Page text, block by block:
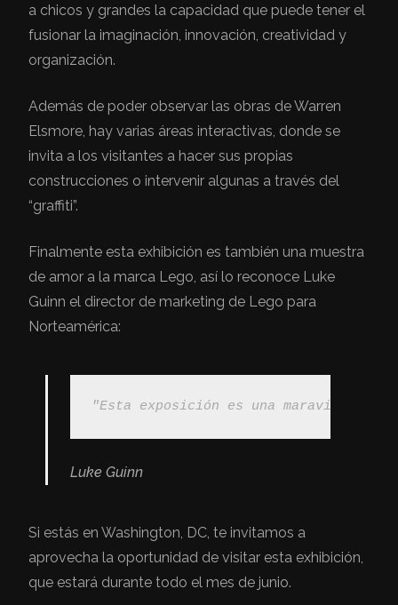
a chicos y grandes la capacidad que puede tener el
fusionar la imaginación, innovación, creatividad y
organización.
Además de poder observar las obras de Warren
Elsmore, hay varias áreas interactivas, donde se
invita a los visitantes a hacer sus propias
construcciones o intervenir algunas a través del
“graffiti”.
Finalmente esta exhibición es también una muestra
de amor a la marca Lego, así lo reconoce Luke
Guinn el director de marketing de Lego para
Norteamérica:
"Esta exposición es una maravillosa
Luke Guinn
Si estás en Washington, DC, te invitamos a
aprovecha la oportunidad de visitar esta exhibición,
que estará durante todo el mes de junio.